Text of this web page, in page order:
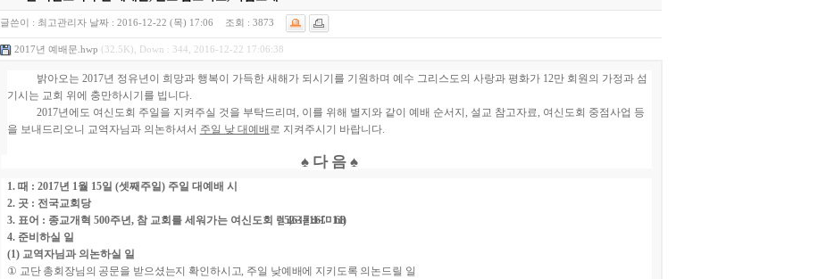
글쓴이 : 최고관리자 날짜 : 2016-12-22 (목) 17:06 조회 : 3873
2017년 예배문.hwp (32.5K), Down : 344, 2016-12-22 17:06:38
밝아오는 2017년 정유년이 희망과 행복이 가득한 새해가 되시기를 기원하며 예수 그리스도의 사랑과 평화가 12만 회원의 가정과 섬
기시는 교회 위에 충만하시기를 빕니다.
2017년에도 여신도회 주일을 지켜주실 것을 부탁드리며, 이를 위해 별지와 같이 예배 순서지 , 설교 참고자료, 여신도회 중점사업 등
을 보내드리오니 교역자님과 의논하셔서 주일 낮 대예배 로 지켜주시기 바랍니다.
♠ 다 음 ♠
1. 때 : 2017년 1월 15일 (셋째주일) 주일 대예배 시
2. 곳 : 전국교회당
3. 표어 : 종교개혁 500주년, 참 교회를 세워가는 여신도회 렘5:1, 26~31,롬1:16~17,마16:18)
4. 준비하실 일
(1) 교역자님과 의논하실 일
① 교단 총회장님의 공문을 받으셨는지 확인하시고, 주일 낮예배에 지키도록 의논드릴 일